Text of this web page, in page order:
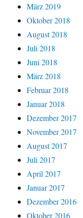
März 2019
Oktober 2018
August 2018
Juli 2018
Juni 2018
März 2018
Februar 2018
Januar 2018
Dezember 2017
November 2017
August 2017
Juli 2017
April 2017
Januar 2017
Dezember 2016
Oktober 2016